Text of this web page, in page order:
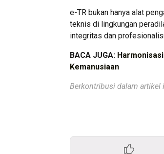
e-TR bukan hanya alat
teknis di lingkungan
integritas dan
BACA JUGA:
Kemanusiaan
Berkontribusi dalam artikel